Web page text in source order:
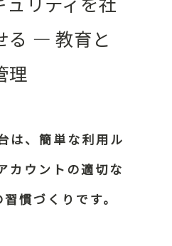
る ― 教育と
理
は、簡単な利用ル
カウントの適切な
慣づくりです。